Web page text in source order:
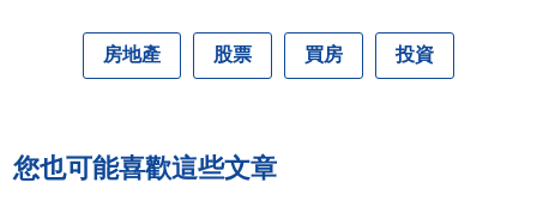
房地產 股票 買房 投資
您也可能喜歡這些文章